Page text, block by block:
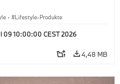
· Lifestyle-Produkte
09 10:00:00 CEST 2026
4,48 MB